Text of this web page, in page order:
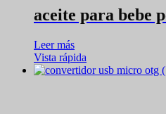
aceite para bebe
Leer más
Vista rápida